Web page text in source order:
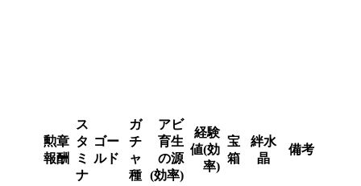
勲章
報酬
ス
タ
ミ
ナ
ゴー
ルド
ガ
チ
ャ
種
アビ
育生
の源
(効率)
経験
値(効
率)
宝
箱
絆水
晶
備考